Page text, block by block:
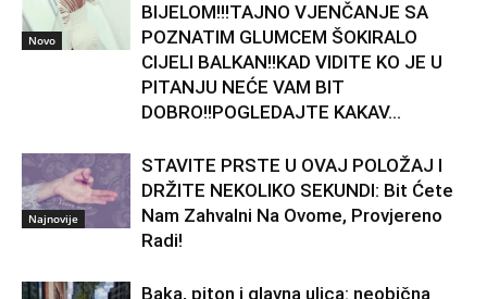
Novo
BIJELOM!!!TAJNO VJENČANJE SA
POZNATIM GLUMCEM ŠOKIRALO
CIJELI BALKAN!!KAD VIDITE KO JE U
PITANJU NEĆE VAM BIT
DOBRO!!POGLEDAJTE KAKAV...
Najnovije
STAVITE PRSTE U OVAJ POLOŽAJ I
DRŽITE NEKOLIKO SEKUNDI: Bit Ćete
Nam Zahvalni Na Ovome, Provjereno
Radi!
Baka, piton i glavna ulica: neobična